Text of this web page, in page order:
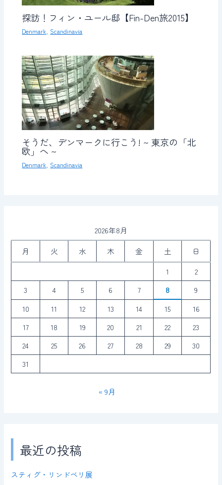
探訪！フィン・ユール邸【Fin-Den旅2015】
Denmark,Scandinavia
そうだ、デンマークに行こう! ~ 東京の「北
欧」へ ~
Denmark,Scandinavia
2026年8月
月
火 水 木 金 土
日
1
2
3
4 5 6 7 8
9
10
11 12 13 14 15
16
17
18 19 20 21 22
23
24
25 26 27 28 29
30
31
« 9月
最近の投稿
スティグ・リンドベリ展